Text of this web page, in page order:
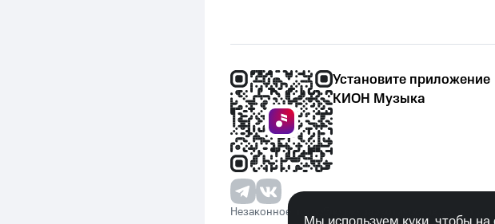
Установите приложение
КИОН Музыка
Незаконное потребление наркотических средств,